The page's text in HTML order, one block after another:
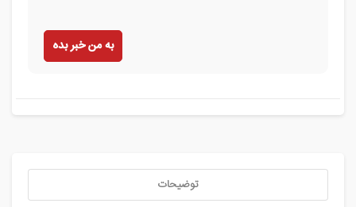
به من خبر بده
توضیحات